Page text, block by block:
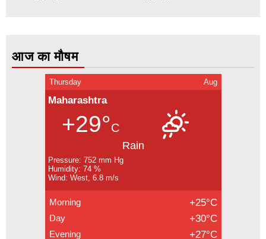
आज का मौषम
Thursday Aug
Maharashtra
+29°C
Rain
Pressure: 752 mm Hg
Humidity: 74 %
Wind: West, 6.8 m/s
Morning +25°C
Day +30°C
Evening +27°C